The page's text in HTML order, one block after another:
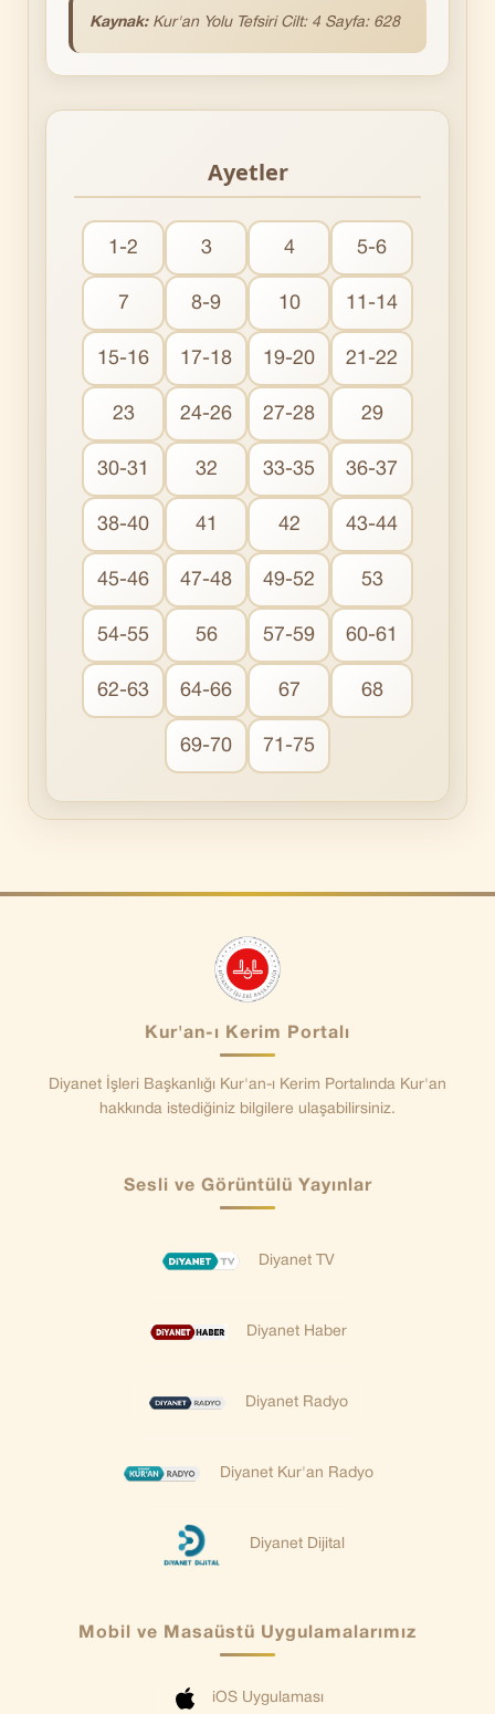
Kaynak: Kur'an Yolu Tefsiri Cilt: 4 Sayfa: 628
Ayetler
1-2 3 4 5-6
7 8-9 10 11-14
15-16 17-18 19-20 21-22
23 24-26 27-28 29
30-31 32 33-35 36-37
38-40 41 42 43-44
45-46 47-48 49-52 53
54-55 56 57-59 60-61
62-63 64-66 67 68
69-70 71-75
Kur'an-ı Kerim Portalı
Diyanet İşleri Başkanlığı Kur'an-ı Kerim Portalında Kur'an
hakkında istediğiniz bilgilere ulaşabilirsiniz.
Sesli ve Görüntülü Yayınlar
Diyanet TV
Diyanet Haber
Diyanet Radyo
Diyanet Kur'an Radyo
Diyanet Dijital
Mobil ve Masaüstü Uygulamalarımız
iOS Uygulaması